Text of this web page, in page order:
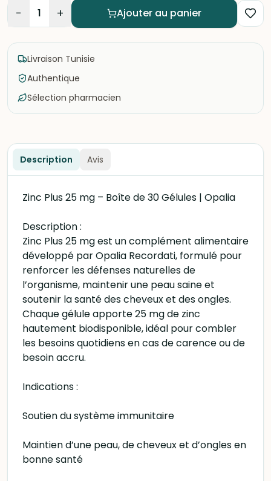
− 1 + Ajouter au panier
Livraison Tunisie
Authentique
Sélection pharmacien
Description Avis
Zinc Plus 25 mg – Boîte de 30 Gélules | Opalia
Description :
Zinc Plus 25 mg est un complément alimentaire
développé par Opalia Recordati, formulé pour
renforcer les défenses naturelles de
l’organisme, maintenir une peau saine et
soutenir la santé des cheveux et des ongles.
Chaque gélule apporte 25 mg de zinc
hautement biodisponible, idéal pour combler
les besoins quotidiens en cas de carence ou de
besoin accru.
Indications :
Soutien du système immunitaire
Maintien d’une peau, de cheveux et d’ongles en
bonne santé